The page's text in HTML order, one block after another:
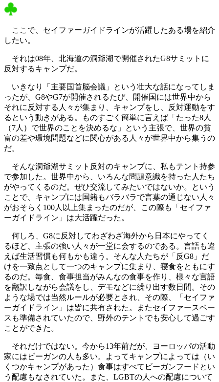
ここで、セイファーガイドラインが活躍したある場を紹介
したい。
それは08年、北海道の洞爺湖で開催されたG8サミットに
反対するキャンプだ。
いきなり「主要国首脳会議」という壮大な話になってしま
ったが、G8やG7が開催されるたび、開催国には世界中から
それに反対する人々が集まり、キャンプをし、反対運動をす
るという動きがある。ものすごく簡単に言えば「たった8人
（7人）で世界のことを決めるな」という主張で、世界の貧
富の差や環境問題などに関心がある人々が世界中から集うの
だ。
そんな洞爺湖サミット反対のキャンプに、私もテント持参
で参加した。世界中から、いろんな問題意識を持った人たち
がやってくるのだ。ぜひ交流してみたいではないか。という
ことで、キャンプには国籍もバラバラで言葉の通じない人々
がおそらく100人以上集まったのだが、この際も「セイファ
ーガイドライン」は大活躍だった。
何しろ、G8に反対してわざわざ海外から日本にやってく
るほど、主張の強い人々が一堂に会するのである。言語も違
えば生活習慣も何もかも違う。そんな人たちが「反G8」だ
けを一致点として一つのキャンプに集まり、寝食をともにす
るのだ。毎食、食事担当がみんなの食事を作り、様々な言語
を翻訳しながら会議をし、デモなどに繰り出す数日間。その
ような場では当然ルールが必要とされ、その際、「セイファ
ーガイドライン」は皆に共有された。またセイファースペー
スも準備されていたので、野外のテントでも安心して過ごす
ことができた。
それだけではない。今から13年前だが、ヨーロッパの活動
家にはビーガンの人も多い。よってキャンプによっては（い
くつかキャンプがあった）食事はすべてビーガンフードとい
う配慮もなされていた。また、LGBTの人への配慮について